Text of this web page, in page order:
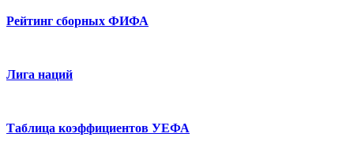
Рейтинг сборных ФИФА
Лига наций
Таблица коэффициентов УЕФА